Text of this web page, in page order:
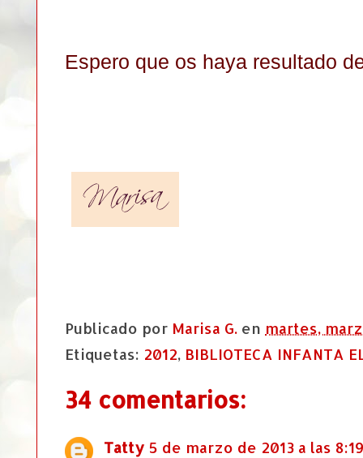
Espero que os haya resultado
Publicado por Marisa G. en martes,
Etiquetas: 2012, BIBLIOTECA INFANTA
34 comentarios:
Tatty 5 de marzo de 2013 a las 8:19